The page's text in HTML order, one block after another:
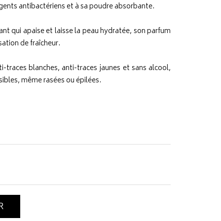
antibactériens et à sa poudre absorbante.
qui apaise et laisse la peau hydratée, son parfum
de fraîcheur.
traces blanches, anti-traces jaunes et sans alcool,
même rasées ou épilées.